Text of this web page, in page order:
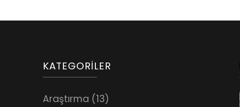
KATEGORILER
Araştırma (13)